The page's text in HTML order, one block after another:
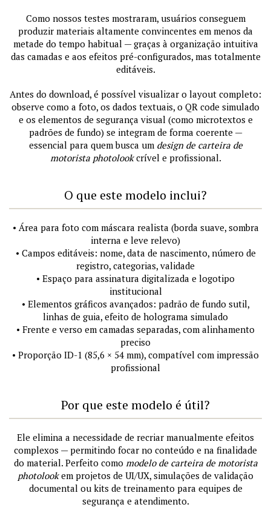
Como nossos testes mostraram, usuários conseguem
produzir materiais altamente convincentes em menos da
metade do tempo habitual — graças à organização intuitiva
das camadas e aos efeitos pré-configurados, mas totalmente
editáveis.
Antes do download, é possível visualizar o layout completo:
observe como a foto, os dados textuais, o QR code simulado
e os elementos de segurança visual (como microtextos e
padrões de fundo) se integram de forma coerente —
essencial para quem busca um design de carteira de
motorista photolookcrível e profissional.
O que este modelo inclui?
• Área para foto com máscara realista (borda suave, sombra
interna e leve relevo)
• Campos editáveis: nome, data de nascimento, número de
registro, categorias, validade
• Espaço para assinatura digitalizada e logotipo
institucional
• Elementos gráficos avançados: padrão de fundo sutil,
linhas de guia, efeito de holograma simulado
• Frente e verso em camadas separadas, com alinhamento
preciso
• Proporção ID-1 (85,6 × 54 mm), compatível com impressão
profissional
Por que este modelo é útil?
Ele elimina a necessidade de recriar manualmente efeitos
complexos — permitindo focar no conteúdo e na finalidade
do material. Perfeito como modelo de carteira de motorista
photolookem projetos de UI/UX, simulações de validação
documental ou kits de treinamento para equipes de
segurança e atendimento.